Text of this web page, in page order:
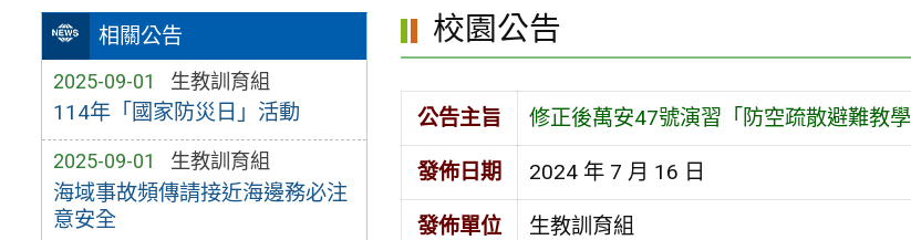
相關公告
2025-09-01 生教訓育組
114年「國家防災日」活動
2025-09-01 生教訓育組
海域事故頻傳請接近海邊務必注
意安全
校園公告
公告主旨 修正後萬安47號演習「防空疏散避難教
發佈日期 2024 年 7 月 16 日
發佈單位 生教訓育組